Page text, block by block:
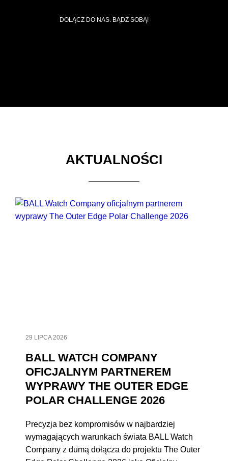
DOŁĄCZ DO NAS. BĄDŹ SOBĄ!
AKTUALNOŚCI
29 LIPCA 2026
BALL WATCH COMPANY
OFICJALNYM PARTNEREM
WYPRAWY THE OUTER EDGE
POLAR CHALLENGE 2026
Precyzja bez kompromisów w najbardziej
wymagających warunkach świata BALL Watch
Company z dumą dołącza do projektu The Outer